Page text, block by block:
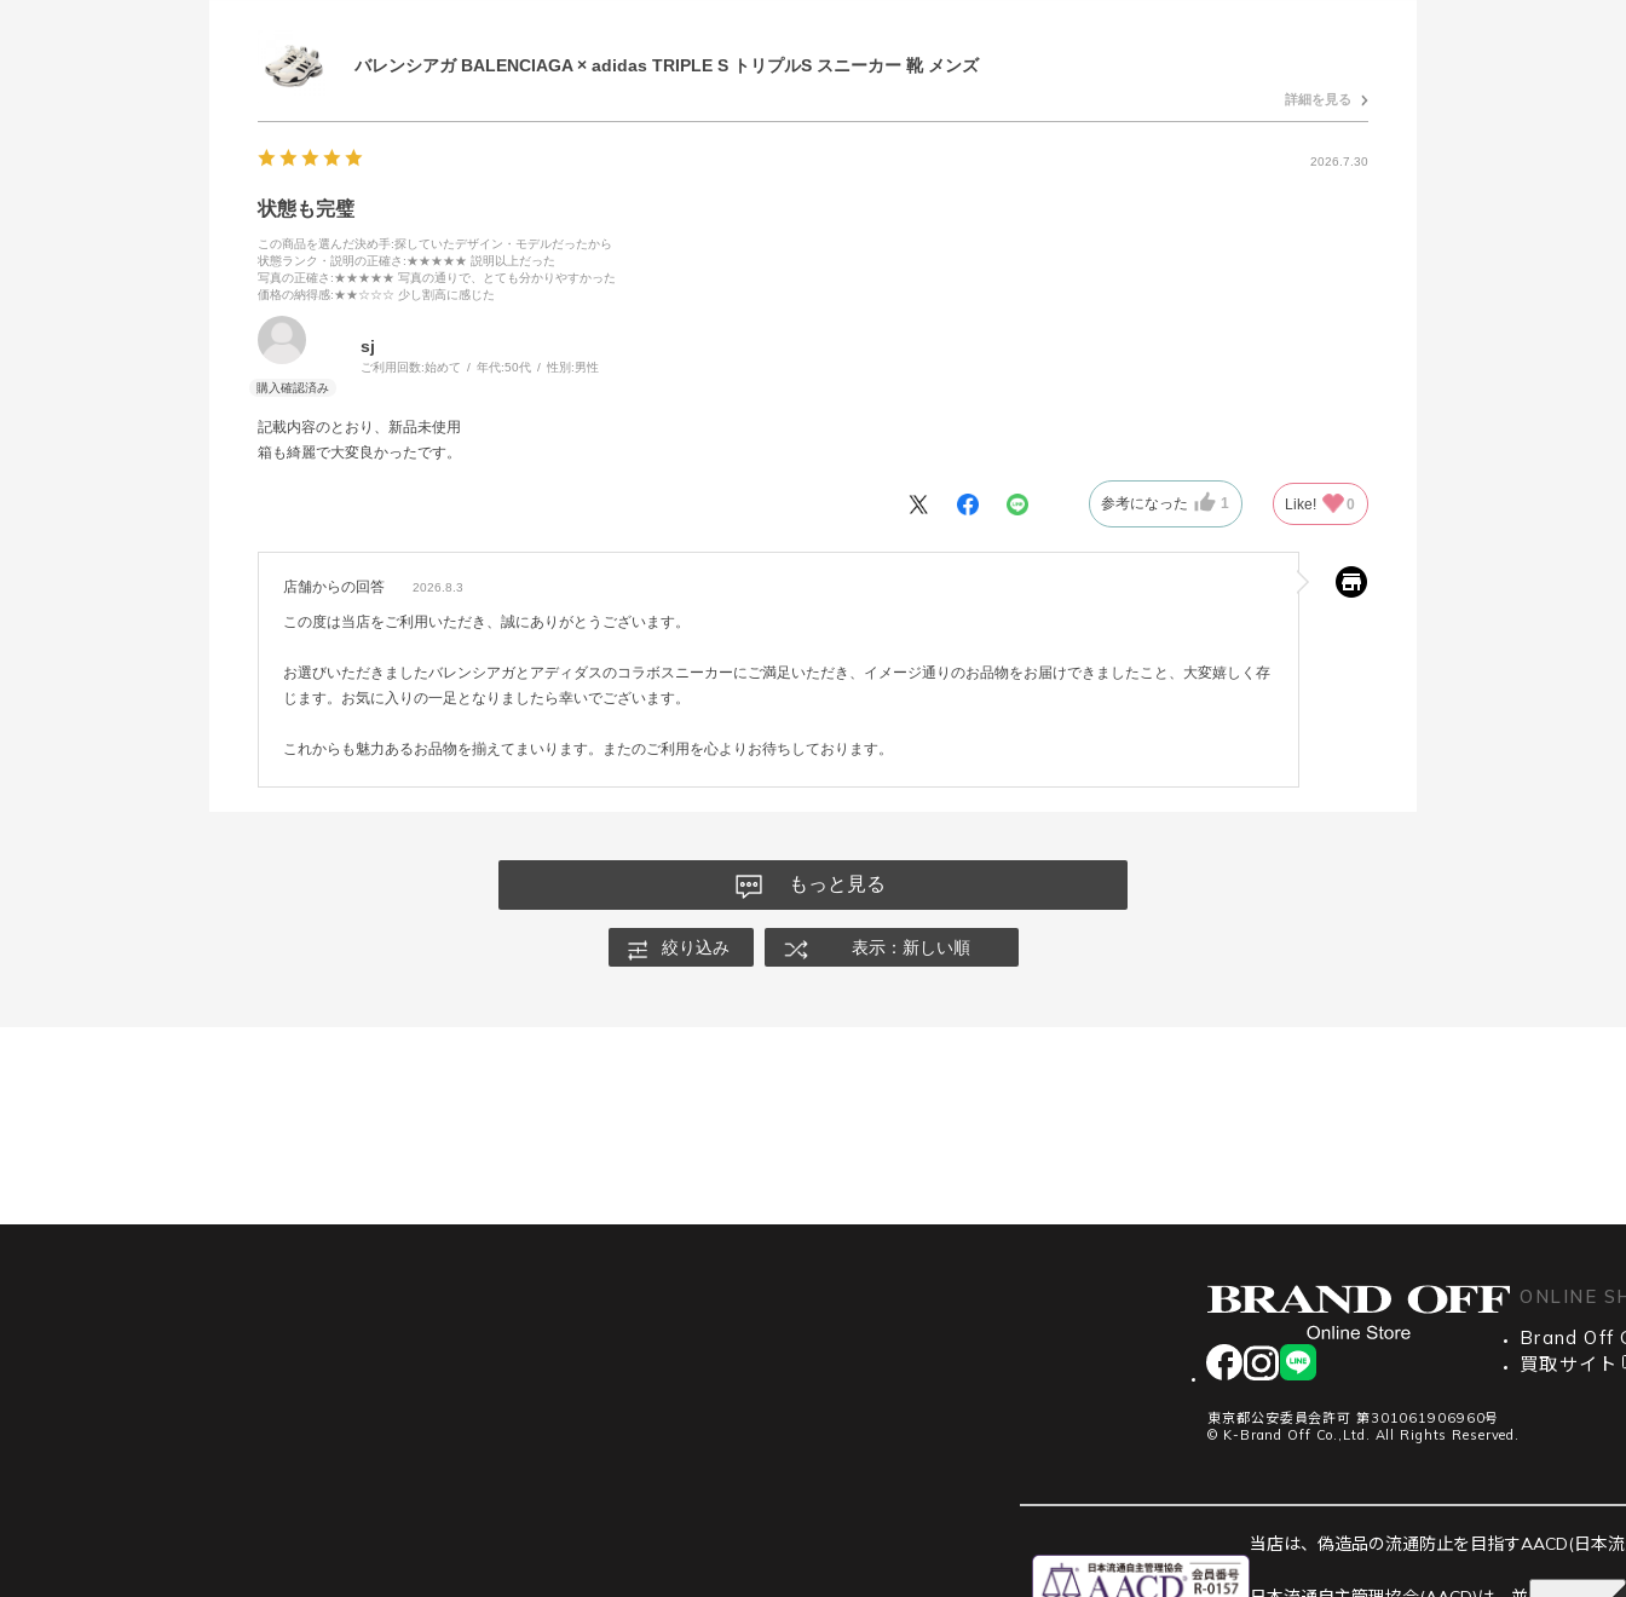
バレンシアガ BALENCIAGA × adidas TRIPLE S トリプルS スニーカー 靴 メンズ
詳細を見る
2026.7.30
状態も完璧
この商品を選んだ決め手:探していたデザイン・モデルだったから
状態ランク・説明の正確さ :★★★★★ 説明以上だった
写真の正確さ :★★★★★ 写真の通りで、とても分かりやすかった
価格の納得感:★★☆☆☆ 少し割高に感じた
sj
ご利用回数:始めて 年代:50代 性別:男性
記載内容のとおり、新品未使用
箱も綺麗で大変良かったです。
参考になった 1 Like! 0
店舗からの回答 2026.8.3
この度は当店をご利用いただき、誠にありがとうございます。
お選びいただきましたバレンシアガとアディダスのコラボスニーカーにご満足いただき、イメージ通りのお品物をお届けできましたこと、大変嬉しく存
じます。お気に入りの一足となりましたら幸いでございます。
これからも魅力あるお品物を揃えてまいります。またのご利用を心よりお待ちしております。
もっと見る
絞り込み 表示：新しい順
facebookinstagram
LINE
東京都公安委員会許可 第301061906960号
© K-Brand Off Co.,Ltd. All Rights Reserved.
ONLINE
Brand Off
買取サイト
当店は、偽造品の流通防止を目指すAACD(日本